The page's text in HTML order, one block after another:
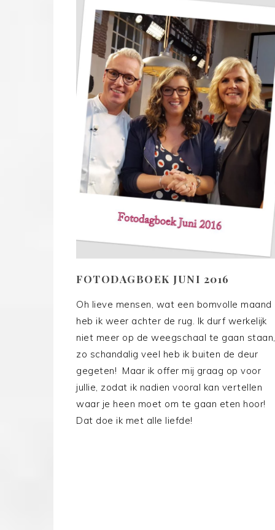
FOTODAGBOEK JUNI 2016
Oh lieve mensen, wat een bomvolle maand
heb ik weer achter de rug. Ik durf werkelijk
niet meer op de weegschaal te gaan staan,
zo schandalig veel heb ik buiten de deur
gegeten! Maar ik offer mij graag op voor
jullie, zodat ik nadien vooral kan vertellen
waar je heen moet om te gaan eten hoor!
Dat doe ik met alle liefde!